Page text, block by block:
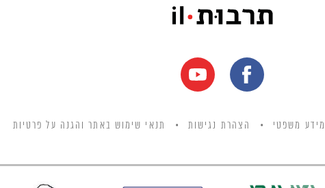
מידע משפטי הצהרת נגישות תנאי שימוש באתר והגנה על פרטיות